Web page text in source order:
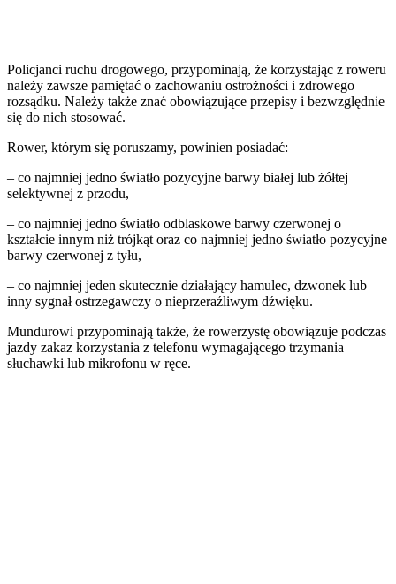
Policjanci ruchu drogowego, przypominają, że korzystając z roweru
należy zawsze pamiętać o zachowaniu ostrożności i zdrowego
rozsądku. Należy także znać obowiązujące przepisy i bezwzględnie
się do nich stosować.
Rower, którym się poruszamy, powinien posiadać:
– co najmniej jedno światło pozycyjne barwy białej lub żółtej
selektywnej z przodu,
– co najmniej jedno światło odblaskowe barwy czerwonej o
kształcie innym niż trójkąt oraz co najmniej jedno światło pozycyjne
barwy czerwonej z tyłu,
– co najmniej jeden skutecznie działający hamulec, dzwonek lub
inny sygnał ostrzegawczy o nieprzeraźliwym dźwięku.
Mundurowi przypominają także, że rowerzystę obowiązuje podczas
jazdy zakaz korzystania z telefonu wymagającego trzymania
słuchawki lub mikrofonu w ręce.